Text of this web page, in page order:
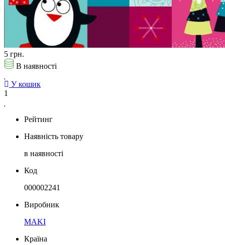
5 грн.
В наявності
У кошик
1
Рейтинг
Наявність товару
в наявності
Код
000002241
Виробник
MAKI
Країна